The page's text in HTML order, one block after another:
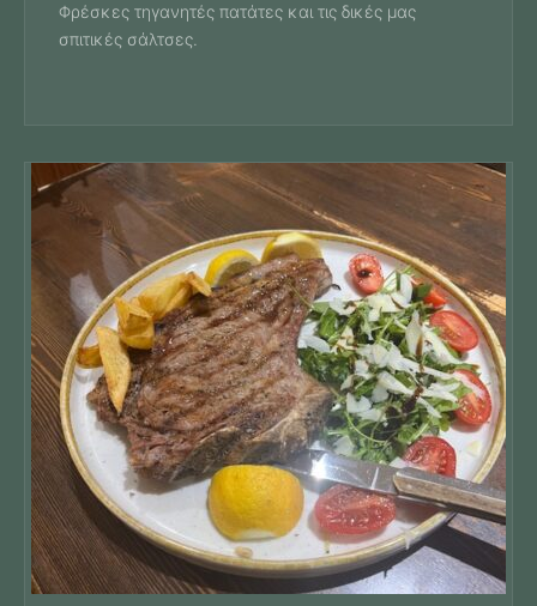
Φρέσκες τηγανητές πατάτες και τις δικές μας
σπιτικές σάλτσες.